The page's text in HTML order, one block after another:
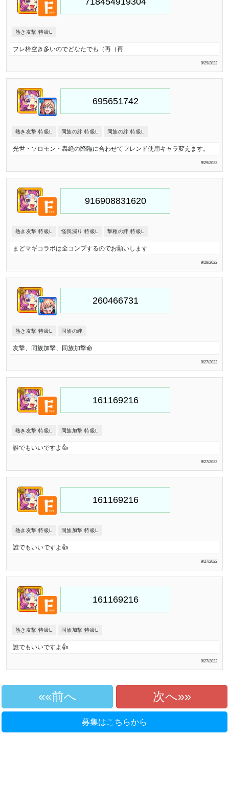
熱き友撃 特級L
フレ枠空き多いのでどなたでも（再（再
9/29/2022
熱き友撃 特級L 同族の絆 特級L 同族の絆 特級L
光世・ソロモン・轟絶の降臨に合わせてフレンド使用キャラ変えます。
9/29/2022
熱き友撃 特級L 怪我減り 特級L 撃種の絆 特級L
まどマギコラボは全コンプするのでお願いします
9/28/2022
熱き友撃 特級L 同族の絆
友撃、同族加撃、同族加撃命
9/27/2022
熱き友撃 特級L 同族加撃 特級L
誰でもいいですよ👍
9/27/2022
熱き友撃 特級L 同族加撃 特級L
誰でもいいですよ👍
9/27/2022
熱き友撃 特級L 同族加撃 特級L
誰でもいいですよ👍
9/27/2022
«前へ 次へ»
募集はこちらから